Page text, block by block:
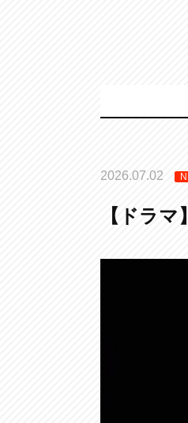
2026.07.02
【ドラ